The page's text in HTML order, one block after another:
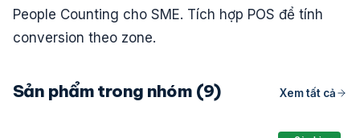
People Counting cho SME. Tích hợp POS để tính
conversion theo zone.
Sản phẩm trong nhóm (9) Xem tất cả